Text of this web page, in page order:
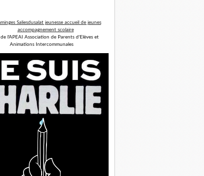
l'APEAI Association de Parents d'Elèves et
Animations Intercommunales